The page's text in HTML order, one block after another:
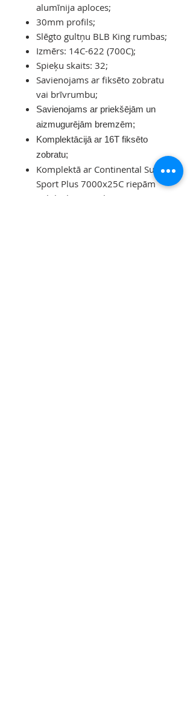
alumīnija aploces;
30mm profils;
Slēgto gultņu BLB King rumbas;
Izmērs: 14C-622 (700C);
Spieķu skaits: 32;
Savienojams ar fiksēto zobratu
vai brīvrumbu;
Savienojams ar priekšējām un
aizmugurējām bremzēm;
Komplektācijā ar 16T fiksēto
zobratu;
Komplektā ar Continental Super
Sport Plus 7000x25C riepām
aploka lentu un kamerām.